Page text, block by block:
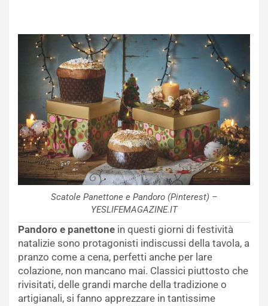
Scatole Panettone e Pandoro (Pinterest) –
YESLIFEMAGAZINE.IT
Pandoro e panettone in questi giorni di festività
natalizie sono protagonisti indiscussi della tavola, a
pranzo come a cena, perfetti anche per lare
colazione, non mancano mai. Classici piuttosto che
rivisitati, delle grandi marche della tradizione o
artigianali, si fanno apprezzare in tantissime